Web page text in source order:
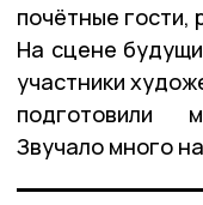
почётные гости,
На сцене
участники
подготовили
Звучало много